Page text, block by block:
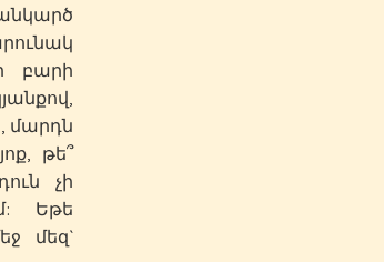
բարի
մարդն
թե՞
չի
Եթե
մեզ`